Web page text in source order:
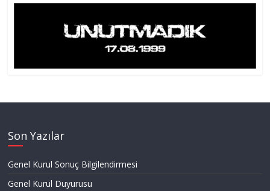
Son Yazılar
Genel Kurul Sonuç Bilgilendirmesi
Genel Kurul Duyurusu